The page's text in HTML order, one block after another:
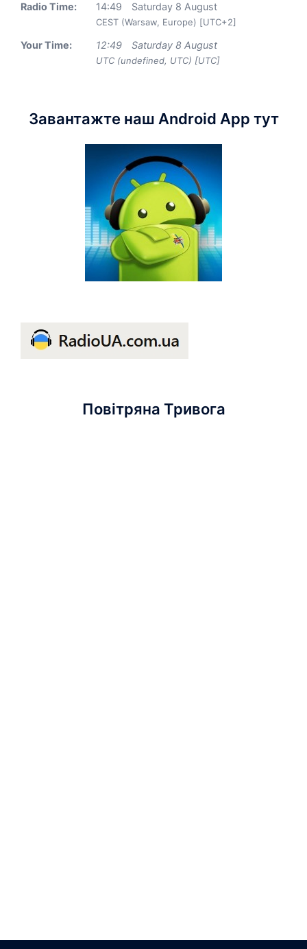
Radio Time: 14:49 Saturday 8 August
CEST (Warsaw, Europe) [UTC+2]
Your Time: 12:49 Saturday 8 August
UTC (undefined, UTC) [UTC]
Завантажте наш Android App тут
Повітряна Тривога